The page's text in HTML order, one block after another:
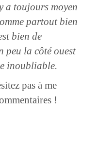
a toujours moyen
partout bien
bien de
peu la côté ouest
inoubliable.
pas à me
!